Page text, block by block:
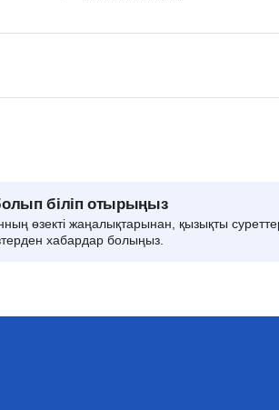
біліп отырыңыз
өзекті жаңалықтарынан, қызықты
хабардар болыңыз.